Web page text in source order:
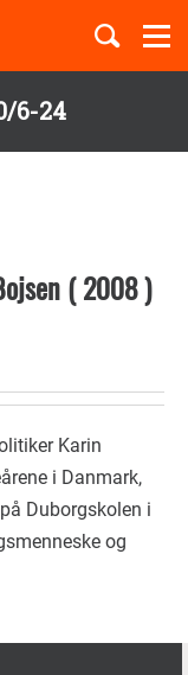
6-24
(2008)
Karin
i Danmark,
Duborgskolen i
og